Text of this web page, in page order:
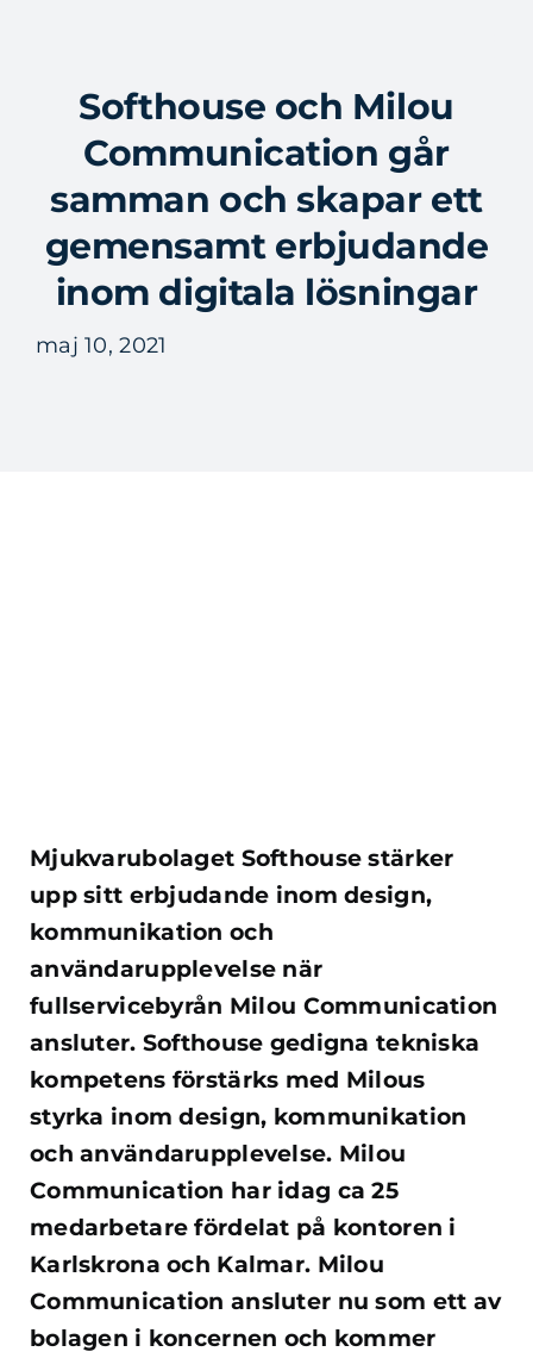
innehålletSofthouse och Milou
Communication går
samman och skapar ett
gemensamt erbjudande
inom digitala lösningar
maj 10, 2021
Mjukvarubolaget Softhouse stärker
upp sitt erbjudande inom design,
kommunikation och
användarupplevelse när
fullservicebyrån Milou Communication
ansluter. Softhouse gedigna tekniska
kompetens förstärks med Milous
styrka inom design, kommunikation
och användarupplevelse. Milou
Communication har idag ca 25
medarbetare fördelat på kontoren i
Karlskrona och Kalmar. Milou
Communication ansluter nu som ett av
bolagen i koncernen och kommer